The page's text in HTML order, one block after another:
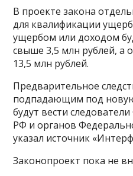
В проекте закона
для квалификации
ущербом или доходом
свыше 3,5 млн рублей, а
13,5 млн рублей.
Предварительное
подпадающим под
будут вести
РФ и органов
указал источник
Законопроект пока не